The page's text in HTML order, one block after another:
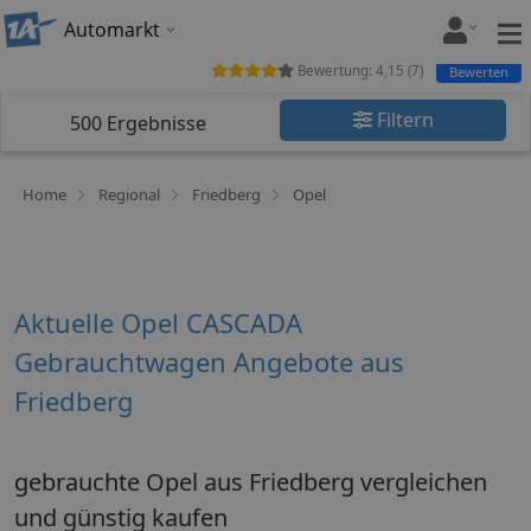
Automarkt
500 Ergebnisse Filtern
Home Regional Friedberg Opel
Bewertung: 4,15 (7) Bewerten
Aktuelle Opel CASCADA
Gebrauchtwagen Angebote aus
Friedberg
gebrauchte Opel aus Friedberg vergleichen
und günstig kaufen